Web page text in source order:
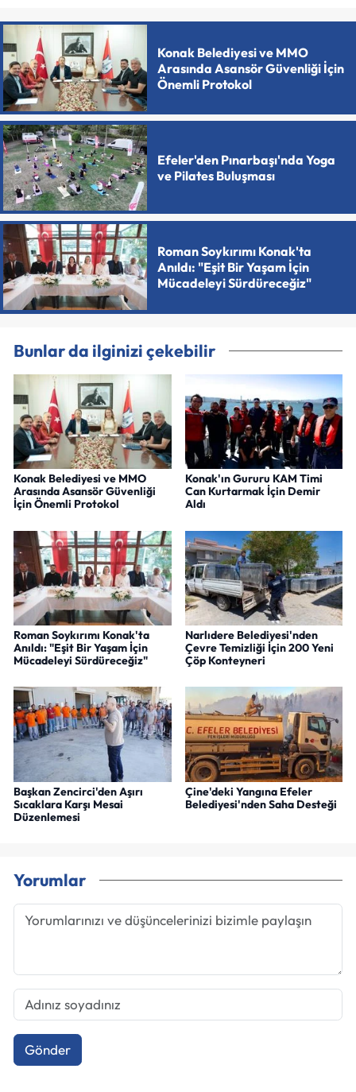
Konak Belediyesi ve MMO
Arasında Asansör Güvenliği İçin
Önemli Protokol
Efeler'den Pınarbaşı'nda Yoga
ve Pilates Buluşması
Roman Soykırımı Konak'ta
Anıldı: "Eşit Bir Yaşam İçin
Mücadeleyi Sürdüreceğiz"
Bunlar da ilginizi çekebilir
Konak Belediyesi ve MMO
Arasında Asansör Güvenliği
İçin Önemli Protokol
Konak'ın Gururu KAM Timi
Can Kurtarmak İçin Demir
Aldı
Roman Soykırımı Konak'ta
Anıldı: "Eşit Bir Yaşam İçin
Mücadeleyi Sürdüreceğiz"
Narlıdere Belediyesi'nden
Çevre Temizliği İçin 200 Yeni
Çöp Konteyneri
Başkan Zencirci'den Aşırı
Sıcaklara Karşı Mesai
Düzenlemesi
Çine'deki Yangına Efeler
Belediyesi'nden Saha Desteği
Yorumlar
Gönder